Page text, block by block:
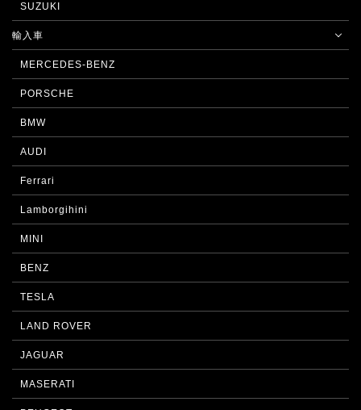
SUZUKI
輸入車
MERCEDES-BENZ
PORSCHE
BMW
AUDI
Ferrari
Lamborgihini
MINI
BENZ
TESLA
LAND ROVER
JAGUAR
MASERATI